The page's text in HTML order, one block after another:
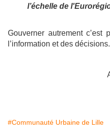
l’échelle de
Gouverner autrement c’est
l’information et des décisions.
#Communauté Urbaine de Lille